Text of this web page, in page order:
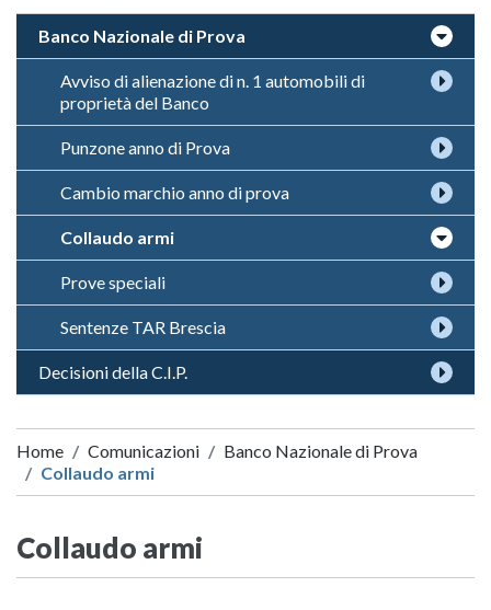
Banco Nazionale di Prova
Avviso di alienazione di n. 1 automobili di
proprietà del Banco
Punzone anno di Prova
Cambio marchio anno di prova
Collaudo armi
Prove speciali
Sentenze TAR Brescia
Decisioni della C.I.P.
Home Comunicazioni
Banco Nazionale di Prova
Collaudo armi
Collaudo armi